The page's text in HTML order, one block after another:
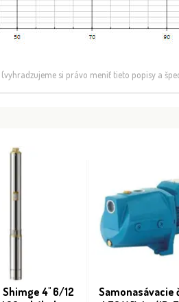
(vyhradzujeme si právo meniť tieto popisy a
4'' 6/12
Samonasávacie